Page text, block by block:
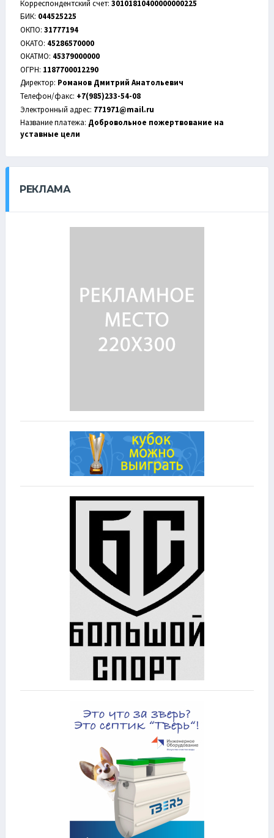
Корреспондентский счет: 30101810400000000225
БИК: 044525225
ОКПО: 31777194
ОКАТО: 45286570000
ОКАТМО: 45379000000
ОГРН: 1187700012290
Директор: Романов Дмитрий Анатольевич
Телефон/факс: +7(985)233-54-08
Электронный адрес: 771971@mail.ru
Название платежа: Добровольное пожертвование на
уставные цели
РЕКЛАМА